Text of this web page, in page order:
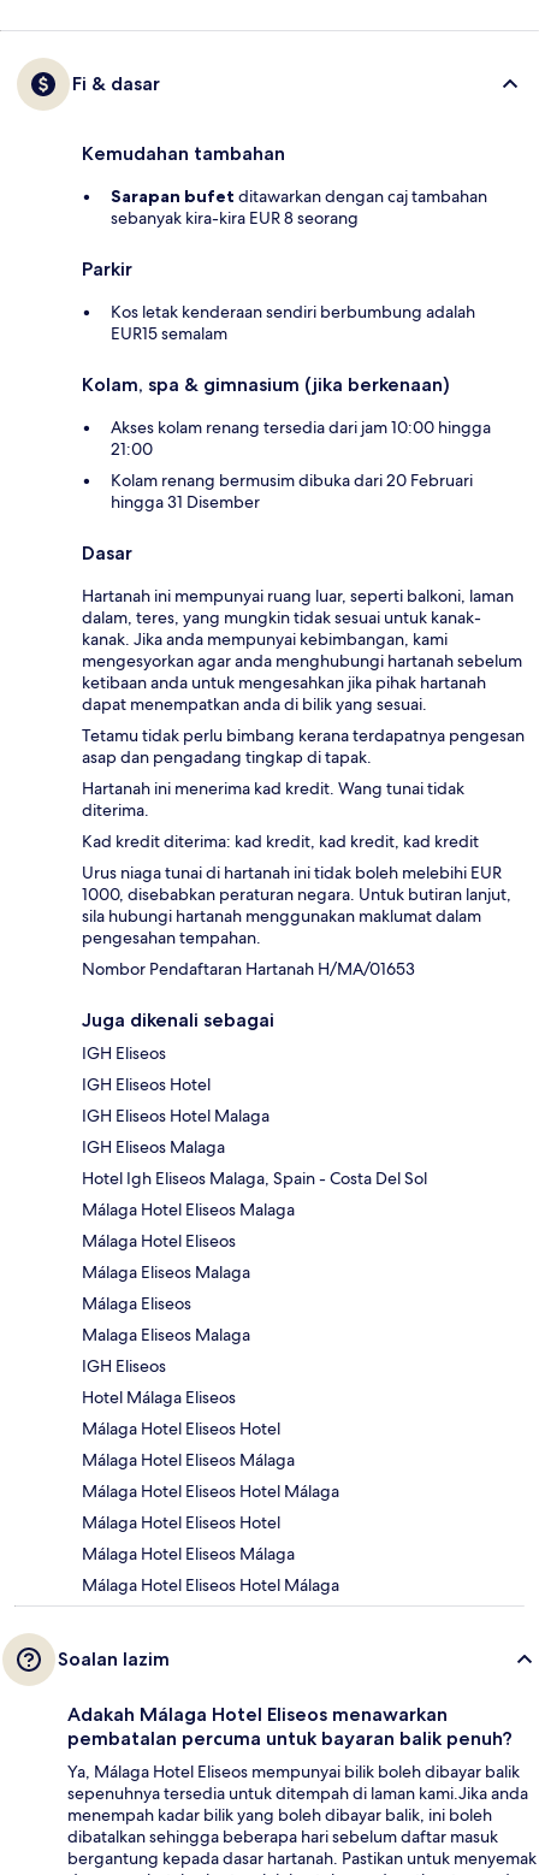
Fi & dasar
Kemudahan tambahan
Sarapan bufet ditawarkan dengan caj tambahan
sebanyak kira-kira EUR 8 seorang
Parkir
Kos letak kenderaan sendiri berbumbung adalah
EUR15 semalam
Kolam, spa & gimnasium (jika berkenaan)
Akses kolam renang tersedia dari jam 10:00 hingga
21:00
Kolam renang bermusim dibuka dari 20 Februari
hingga 31 Disember
Dasar
Hartanah ini mempunyai ruang luar, seperti balkoni, laman
dalam, teres, yang mungkin tidak sesuai untuk kanak-
kanak. Jika anda mempunyai kebimbangan, kami
mengesyorkan agar anda menghubungi hartanah sebelum
ketibaan anda untuk mengesahkan jika pihak hartanah
dapat menempatkan anda di bilik yang sesuai.
Tetamu tidak perlu bimbang kerana terdapatnya pengesan
asap dan pengadang tingkap di tapak.
Hartanah ini menerima kad kredit. Wang tunai tidak
diterima.
Kad kredit diterima: kad kredit, kad kredit, kad kredit
Urus niaga tunai di hartanah ini tidak boleh melebihi EUR
1000, disebabkan peraturan negara. Untuk butiran lanjut,
sila hubungi hartanah menggunakan maklumat dalam
pengesahan tempahan.
Nombor Pendaftaran Hartanah H/MA/01653
Juga dikenali sebagai
IGH Eliseos
IGH Eliseos Hotel
IGH Eliseos Hotel Malaga
IGH Eliseos Malaga
Hotel Igh Eliseos Malaga, Spain - Costa Del Sol
Málaga Hotel Eliseos Malaga
Málaga Hotel Eliseos
Málaga Eliseos Malaga
Málaga Eliseos
Malaga Eliseos Malaga
IGH Eliseos
Hotel Málaga Eliseos
Málaga Hotel Eliseos Hotel
Málaga Hotel Eliseos Málaga
Málaga Hotel Eliseos Hotel Málaga
Málaga Hotel Eliseos Hotel
Málaga Hotel Eliseos Málaga
Málaga Hotel Eliseos Hotel Málaga
Soalan lazim
Adakah Málaga Hotel Eliseos menawarkan
pembatalan percuma untuk bayaran balik penuh?
Ya, Málaga Hotel Eliseos mempunyai bilik boleh dibayar balik
sepenuhnya tersedia untuk ditempah di laman kami.Jika anda
menempah kadar bilik yang boleh dibayar balik, ini boleh
dibatalkan sehingga beberapa hari sebelum daftar masuk
bergantung kepada dasar hartanah. Pastikan untuk menyemak